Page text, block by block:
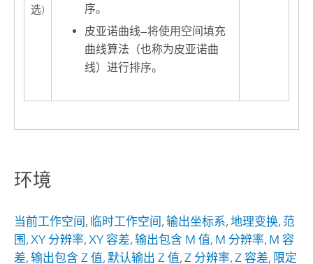
选)
序。
皮亚诺曲线—将使用空间填充
曲线算法（也称为皮亚诺曲
线）进行排序。
环境
当前工作空间, 临时工作空间, 输出坐标系, 地理变换, 范
围, XY 分辨率, XY 容差, 输出包含 M 值, M 分辨率, M 容
差, 输出包含 Z 值, 默认输出 Z 值, Z 分辨率, Z 容差, 限定